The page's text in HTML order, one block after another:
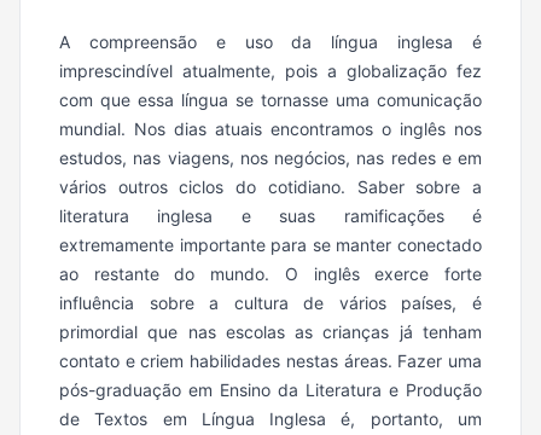
A compreensão e uso da língua inglesa é
imprescindível atualmente, pois a globalização fez
com que essa língua se tornasse uma comunicação
mundial. Nos dias atuais encontramos o inglês nos
estudos, nas viagens, nos negócios, nas redes e em
vários outros ciclos do cotidiano. Saber sobre a
literatura inglesa e suas ramificações é
extremamente importante para se manter conectado
ao restante do mundo. O inglês exerce forte
influência sobre a cultura de vários países, é
primordial que nas escolas as crianças já tenham
contato e criem habilidades nestas áreas. Fazer uma
pós-graduação em Ensino da Literatura e Produção
de Textos em Língua Inglesa é, portanto, um